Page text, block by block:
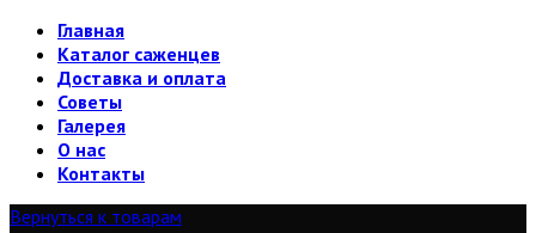
Главная
Каталог саженцев
Доставка и оплата
Советы
Галерея
О нас
Контакты
Вернуться к товарам